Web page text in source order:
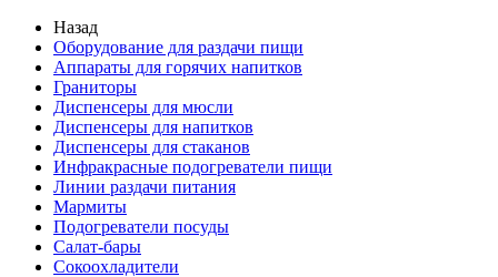
Назад
Оборудование для раздачи пищи
Аппараты для горячих напитков
Граниторы
Диспенсеры для мюсли
Диспенсеры для напитков
Диспенсеры для стаканов
Инфракрасные подогреватели пищи
Линии раздачи питания
Мармиты
Подогреватели посуды
Салат-бары
Сокоохладители